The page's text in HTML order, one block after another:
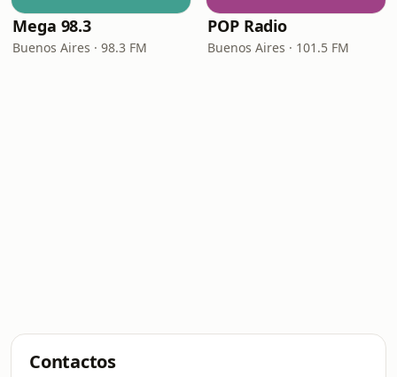
Mega 98.3
Buenos Aires · 98.3 FM
POP Radio
Buenos Aires · 101.5 FM
Contactos